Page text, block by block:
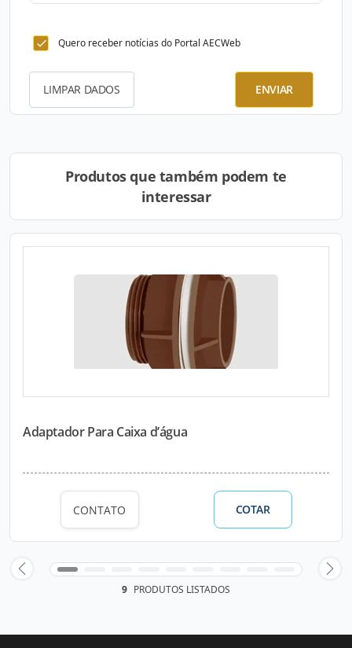
Quero receber notícias do Portal AECWeb
LIMPAR DADOS ENVIAR
Produtos que também podem te
interessar
Adaptador Para Caixa d’água
CONTATO COTAR
9 PRODUTOS LISTADOS